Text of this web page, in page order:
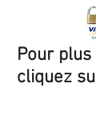
Pour
cliquez